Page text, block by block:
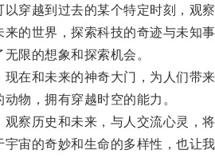
越到过去的某个特定时刻，观察
世界，探索科技的奇迹与未知事
限的想象和探索机会。
和未来的神奇大门，为人们带来
，拥有穿越时空的能力。
历史和未来，与人交流心灵，将
的奇妙和生命的多样性，也让我